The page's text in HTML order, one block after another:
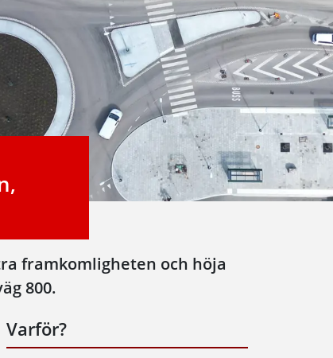
framkomligheten och höja
800.
Varför?